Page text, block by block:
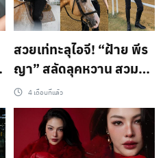
สวยเท่ทะลุไอจี! “ฝ้าย พีร
ญา” สลัดลุคหวาน สวม
วิญญาณจ๊อกกี้สาวโชว์
ลีลาควบม้าสุดสง่า
4 เดือนที่แล้ว